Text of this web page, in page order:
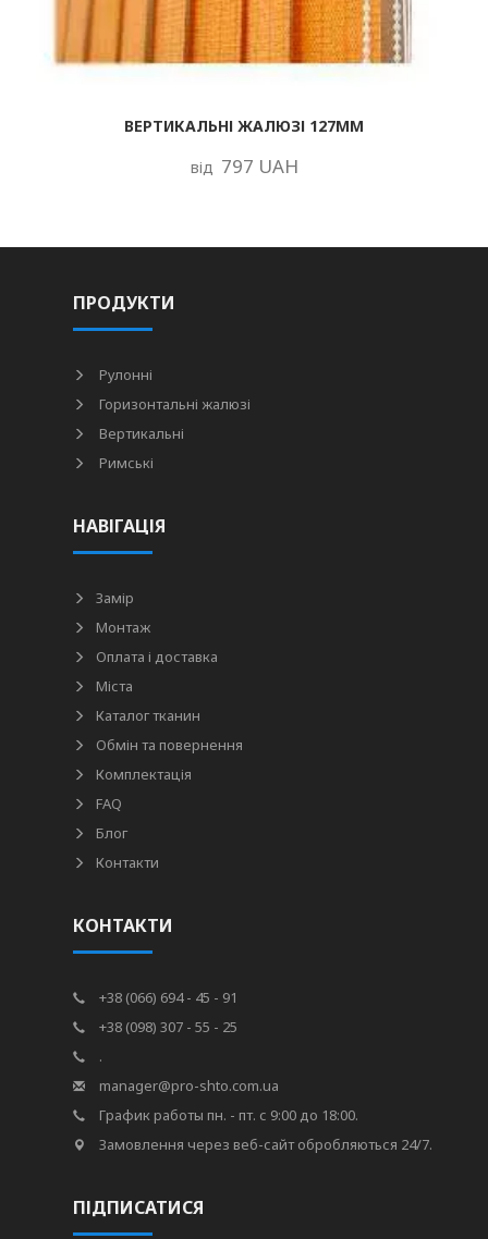
ВЕРТИКАЛЬНІ ЖАЛЮЗІ 127ММ
від 797 UAH
ПРОДУКТИ
Рулонні
Горизонтальні жалюзі
Вертикальні
Римські
НАВІГАЦІЯ
Замір
Монтаж
Оплата і доставка
Міста
Каталог тканин
Обмін та повернення
Комплектація
FAQ
Блог
Контакти
КОНТАКТИ
+38 (066) 694 - 45 - 91
+38 (098) 307 - 55 - 25
.
manager@pro-shto.com.ua
График работы пн. - пт. с 9:00 до 18:00.
Замовлення через веб-сайт обробляються 24/7.
ПІДПИСАТИСЯ